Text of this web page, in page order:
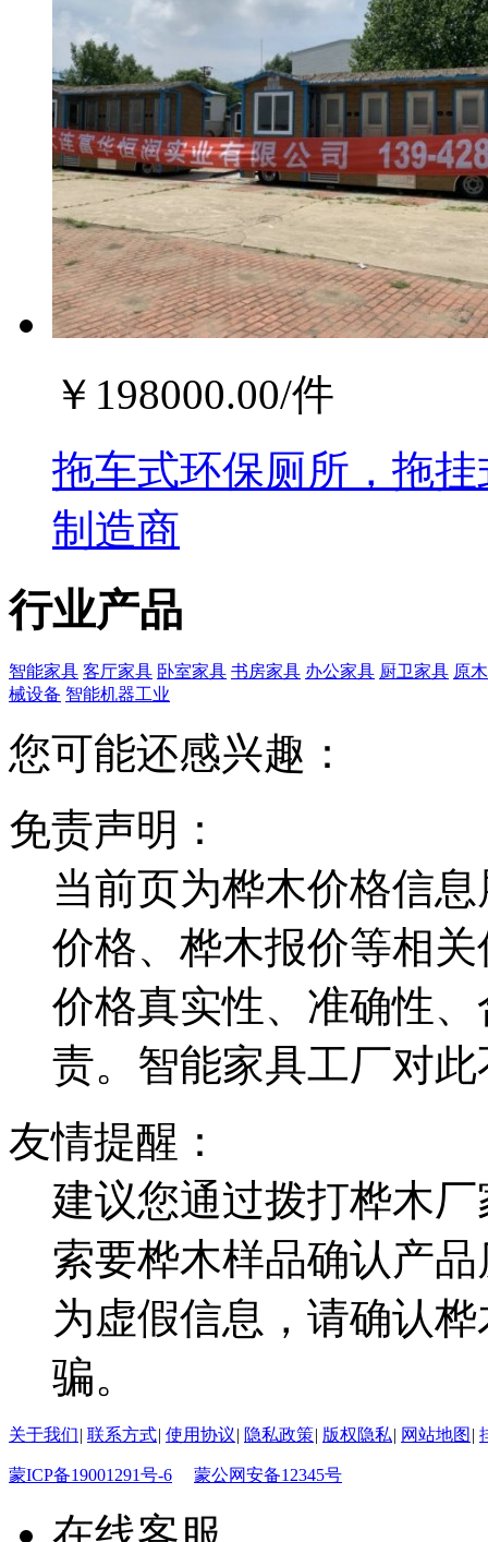
￥ 198000.00/件
拖车式环保厕所，拖
制造商
行业产品
智能家具 客厅家具 卧室家具 书房家具 办公家具 厨卫家具 原
械设备 智能机器工业
您可能还感兴趣：
免责声明：
当前页为桦木价格信
价格、桦木报价等相
价格真实性、准确性
责。智能家具工厂对
友情提醒：
建议您通过拨打桦木
索要桦木样品确认产
为虚假信息，请确认
骗。
关于我们| 联系方式| 使用协议| 隐私政策| 版权隐私| 网站地图 |
蒙ICP备19001291号-6 蒙公网安备12345号